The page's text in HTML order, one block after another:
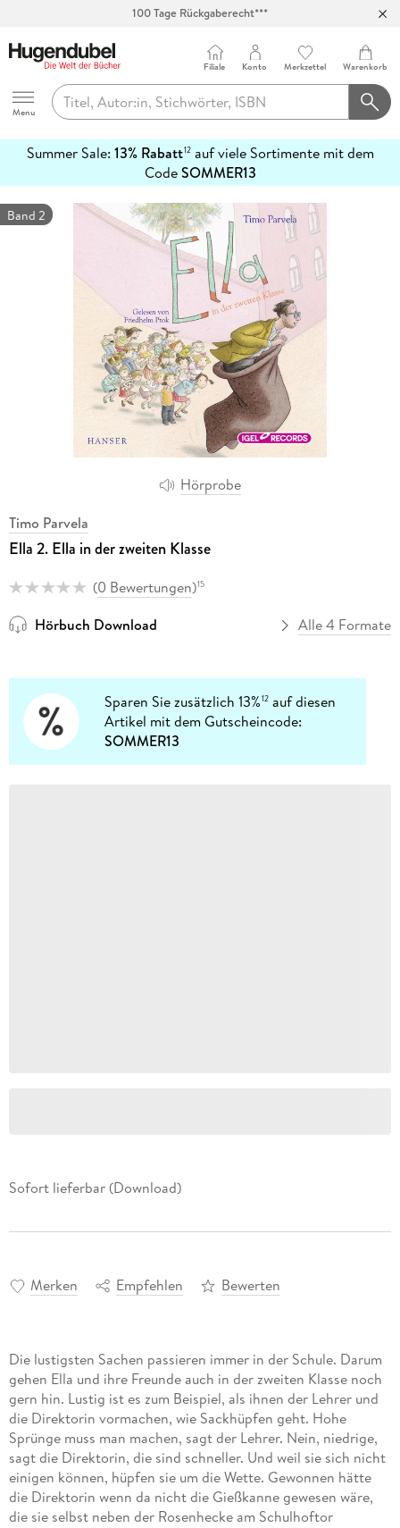
Hugendubel
Menu
Filiale Konto Merkzettel Warenkorb
Summer Sale: 13% Rabatt12auf viele Sortimente mit dem
CodeSOMMER13
erfahren
Hörprobe
Band 2
Timo Parvela
Ella 2. Ella in der zweiten Klasse
(0 Bewertungen)15
Hörbuch Download Alle 4 Formate
Sparen Sie zusätzlich 13%12 auf diesen
Artikel mit dem Gutscheincode:
SOMMER13
Sofort lieferbar (Download)
Merken Empfehlen Bewerten
Die lustigsten Sachen passieren immer in der Schule. Darum
gehen Ella und ihre Freunde auch in der zweiten Klasse noch
gern hin. Lustig ist es zum Beispiel, als ihnen der Lehrer und
die Direktorin vormachen, wie Sackhüpfen geht. Hohe
Sprünge muss man machen, sagt der Lehrer. Nein, niedrige,
sagt die Direktorin, die sind schneller. Und weil sie sich nicht
einigen können, hüpfen sie um die Wette. Gewonnen hätte
die Direktorin wenn da nicht die Gießkanne gewesen wäre,
die sie selbst neben der Rosenhecke am Schulhoftor